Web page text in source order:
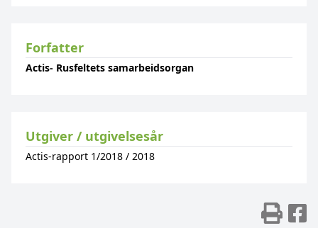
Forfatter
Actis- Rusfeltets samarbeidsorgan
Utgiver / utgivelsesår
Actis-rapport 1/2018 / 2018